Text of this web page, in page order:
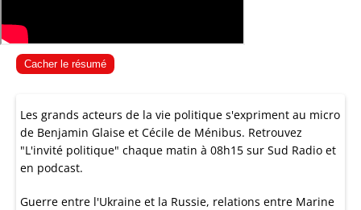
Cacher le résumé
Les grands acteurs de la vie politique s'expriment au micro
de Benjamin Glaise et Cécile de Ménibus. Retrouvez
"L'invité politique" chaque matin à 08h15 sur Sud Radio et
en podcast.
Guerre entre l'Ukraine et la Russie, relations entre Marine